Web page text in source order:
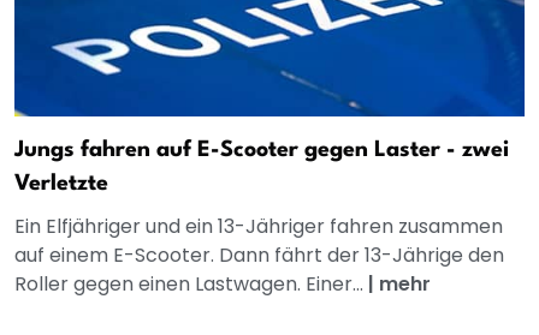
Jungs fahren auf E-Scooter gegen Laster - zwei
Verletzte
Ein Elfjähriger und ein 13-Jähriger fahren zusammen
auf einem E-Scooter. Dann fährt der 13-Jährige den
Roller gegen einen Lastwagen. Einer... | mehr